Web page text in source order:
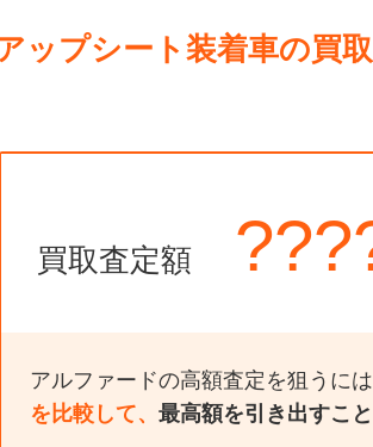
ップシート装着車の買
買取査定額
アルファードの高額査定を狙うに
を比較して、 最高額を引き出すこ